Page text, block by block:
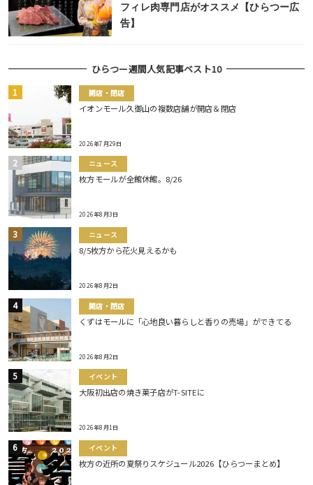
フィレ肉専門店がオススメ【ひらつー広
告】
ひらつー週間人気記事ベスト10
開店・閉店
イオンモール久御山の複数店舗が開店＆閉店
2026年7月29日
ニュース
枚方モールが全館休館。8/26
2026年8月3日
ニュース
8/5枚方から花火見えるかも
2026年8月2日
開店・閉店
くずはモールに「心地良い暮らしと香りの売場」ができてる
2026年8月2日
イベント
大阪初出店の焼き菓子店がT-SITEに
2026年8月1日
イベント
枚方の近所の夏祭りスケジュール2026【ひらつーまとめ】